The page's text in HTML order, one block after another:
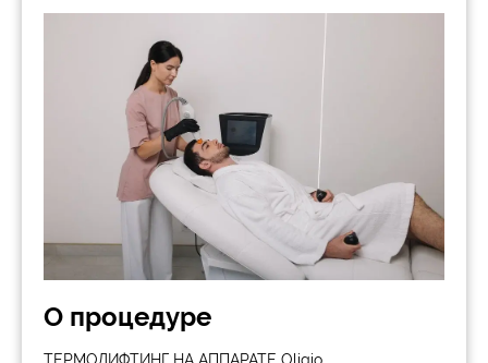
О процедуре